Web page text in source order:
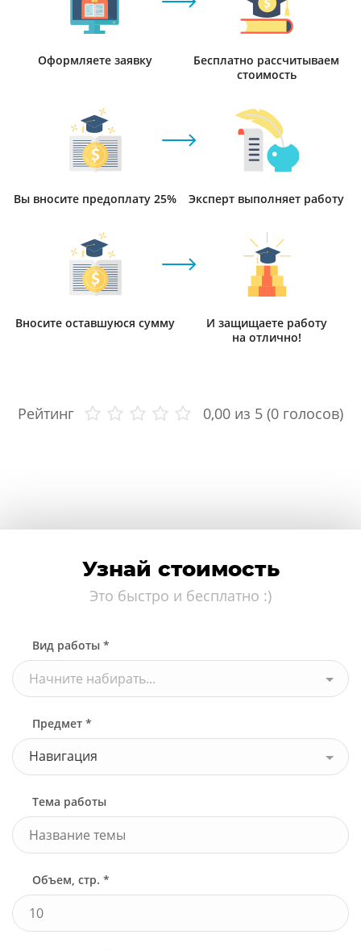
Оформляете заявку
Бесплатно рассчитываем
стоимость
Вы вносите предоплату 25% Эксперт выполняет работу
Вносите оставшуюся сумму
И защищаете работу
на отлично!
Рейтинг 0,00 из 5 (0 голосов)
Узнай стоимость
Это быстро и бесплатно :)
Вид работы *
Начните набирать...
Предмет *
Навигация
Тема работы
Объем, стр. *